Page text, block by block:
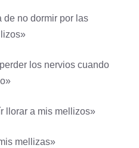
de no dormir por las
los nervios cuando
llorar a mis mellizos»
mellizas»